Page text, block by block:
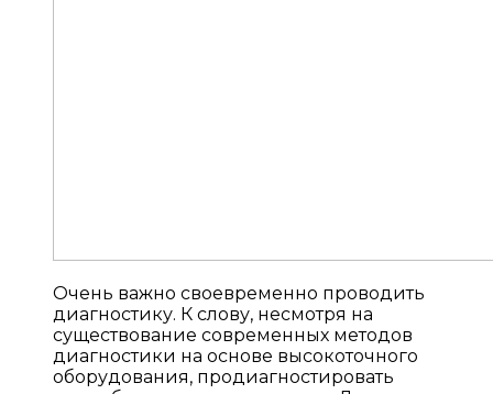
Очень важно своевременно проводить
диагностику. К слову, несмотря на
существование современных методов
диагностики на основе высокоточного
оборудования, продиагностировать